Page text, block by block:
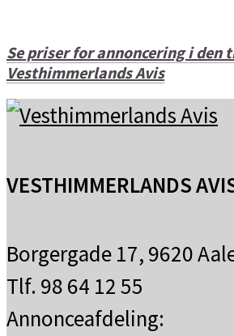
Se priser for annoncering i den
Vesthimmerlands Avis
VESTHIMMERLANDS
Borgergade 17, 9620
Tlf. 98 64 12 55
Annonceafdeling: